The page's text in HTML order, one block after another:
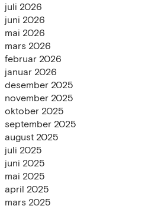
juli 2026
juni 2026
mai 2026
mars 2026
februar 2026
januar 2026
desember 2025
november 2025
oktober 2025
september 2025
august 2025
juli 2025
juni 2025
mai 2025
april 2025
mars 2025